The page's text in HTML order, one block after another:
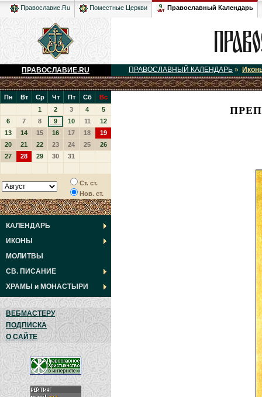
Православие.Ru Поместные Церкви Православный Календарь
ПРАВОСЛАВИЕ.RU ПРАВОСЛАВНЫЙ КАЛЕНДАРЬ »
Пн Вт Ср Чт Пт Сб
Вс
1
2 3 4
5
6
7 8 9 10 11
12
13
14 15 16 17 18
19
20
21 22 23 24 25
26
27
28 29 30 31
Ст. ст.
Нов. ст.
КАЛЕНДАРЬ
ИКОНЫ
МОЛИТВЫ
СВ. ПИСАНИЕ
ХРАМЫ и МОНАСТЫРИ
ВЕБМАСТЕРУ
ПОДПИСКА
О САЙТЕ